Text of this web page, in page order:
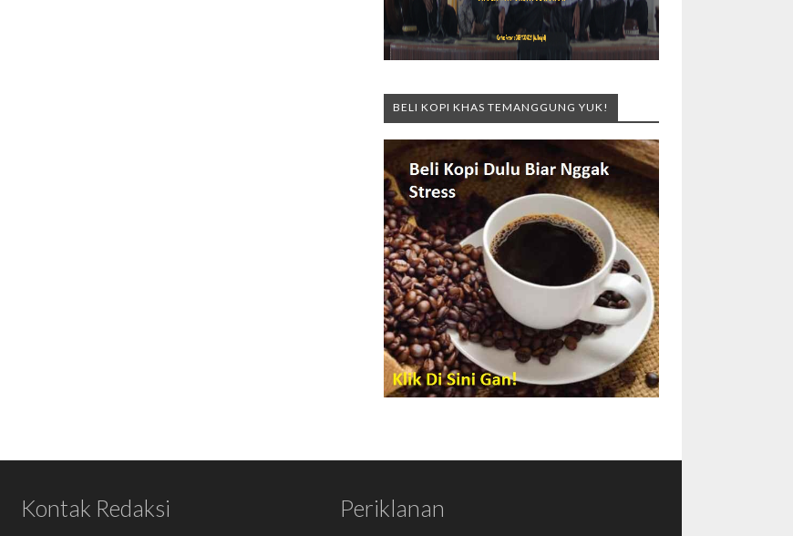
BELI KOPI KHAS TEMANGGUNG YUK!
Kontak Redaksi Periklanan